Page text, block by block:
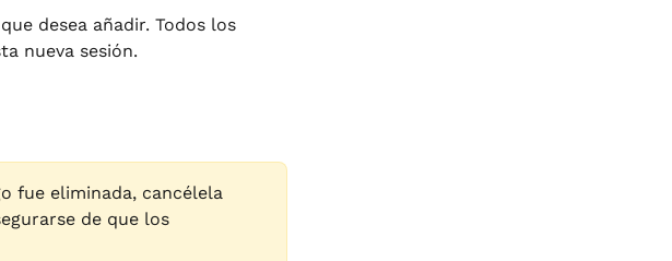
desea añadir. Todos los
nueva sesión.
fue eliminada, cancélela
de que los